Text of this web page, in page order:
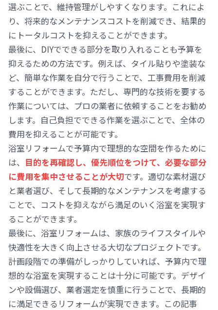
選ぶことで、維持管理がしやすくなります。これによ
り、将来的なメンテナンスコストを削減でき、結果的
にトータルコストを抑えることができます。
最後に、DIYでできる部分を取り入れることも予算を
抑えるための方法です。例えば、タイル貼りや塗装な
ど、簡単な作業を自分で行うことで、工事費用を削減
することができます。ただし、専門的な技術を要する
作業については、プロの業者に依頼することをお勧め
します。自己負担でできる作業を選ぶことで、全体の
費用を抑えることが可能です。
浴室リフォームで予算内で理想的な空間を作るために
は、 目的を再確認し、優先順位をつけて、必要な部分
に費用を集中させることが大切です。適切な素材選び
と業者選び、そして長期的なメンテナンスを考慮する
ことで、コストを抑えながら満足のいく浴室を実現す
ることができます。
最後に、浴室リフォームは、家族のライフスタイルや
快適性を大きく向上させる大切なプロジェクトです。
計画段階での準備がしっかりしていれば、予算内で理
想的な浴室を実現することは十分に可能です。デザイ
ンや設備選び、業者選定を慎重に行うことで、長期的
に満足できるリフォームが実現できます。この記事